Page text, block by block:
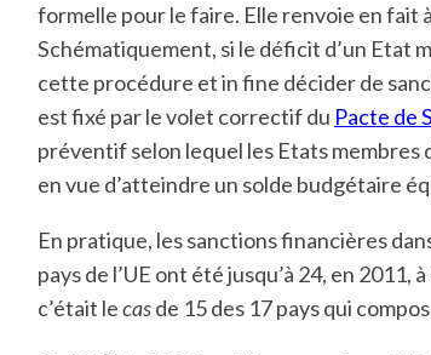
formelle pour le faire. Elle renvoie en fait
Schématiquement, si le déficit d’un Etat
cette procédure et in fine décider de
est fixé par le volet correctif du Pacte de
préventif selon lequel les Etats
en vue d’atteindre un solde budgétaire
En pratique, les sanctions financières
pays de l’UE ont été jusqu’à 24, en
c’était lecasde 15 des 17 pays qui